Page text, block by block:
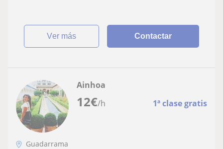
ver más Contactar
12€/h 1ª clase gratis
Ainhoa
Guadarrama